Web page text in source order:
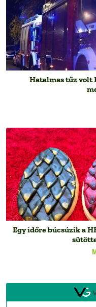
Hatalmas tűz volt
Egy időre búcsúzik a